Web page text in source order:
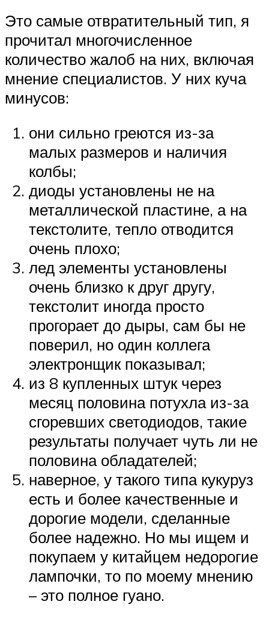
Это самые отвратительный тип, я
прочитал многочисленное
количество жалоб на них, включая
мнение специалистов. У них куча
минусов:
они сильно греются из-за
малых размеров и наличия
колбы;
диоды установлены не на
металлической пластине, а на
текстолите, тепло отводится
очень плохо;
лед элементы установлены
очень близко к друг другу,
текстолит иногда просто
прогорает до дыры, сам бы не
поверил, но один коллега
электронщик показывал;
из 8 купленных штук через
месяц половина потухла из-за
сгоревших светодиодов, такие
результаты получает чуть ли не
половина обладателей;
наверное, у такого типа кукуруз
есть и более качественные и
дорогие модели, сделанные
более надежно. Но мы ищем и
покупаем у китайцем недорогие
лампочки, то по моему мнению
– это полное гуано.